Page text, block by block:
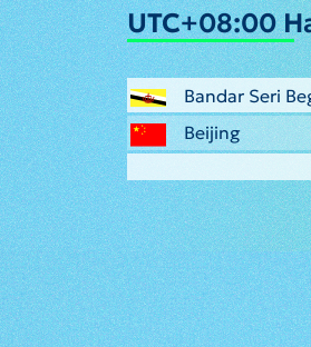
UTC+08:00
Bandar Seri
Beijing